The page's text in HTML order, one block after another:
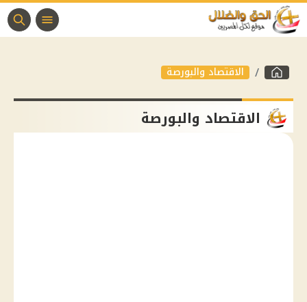
الاقتصاد والبورصة
الاقتصاد والبورصة